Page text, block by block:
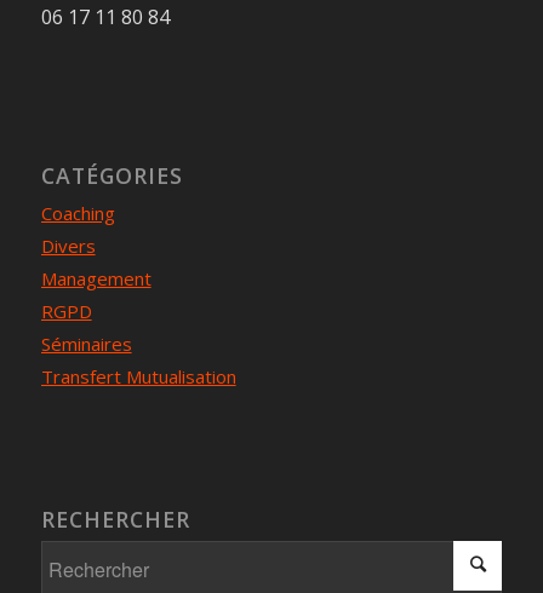
06 17 11 80 84
CATÉGORIES
Coaching
Divers
Management
RGPD
Séminaires
Transfert Mutualisation
RECHERCHER